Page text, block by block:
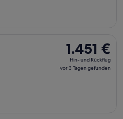
1.451 €
Hin-
und
1.451 €
Hin- und Rückflug
vor 3 Tagen gefunden